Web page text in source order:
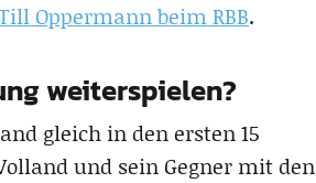
Oppermann beim RBB.
weiterspielen?
gleich in den ersten 15
und sein Gegner mit den